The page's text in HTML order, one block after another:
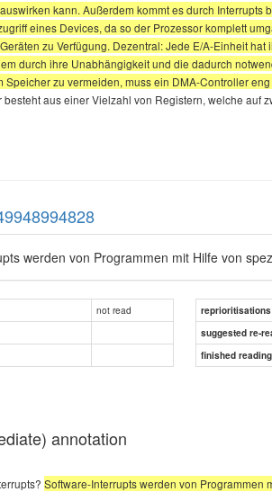
kann. Außerdem kommt es durch
eines Devices, da so der Prozessor komplett
zu Verfügung. Dezentral: Jede E/A-Einheit
durch ihre Unabhängigkeit und die dadurch
Speicher zu vermeiden, muss ein DMA-Controller
besteht aus einer Vielzahl von Registern, welche
werden von Programmen mit Hilfe von
not read
reprioritisations
suggested re-
finished
annotation
Software-Interrupts werden von